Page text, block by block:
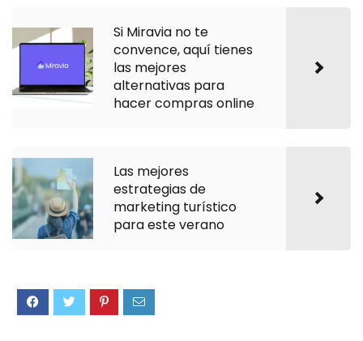
Si Miravia no te
convence, aquí tienes
las mejores
alternativas para
hacer compras online
Las mejores
estrategias de
marketing turístico
para este verano